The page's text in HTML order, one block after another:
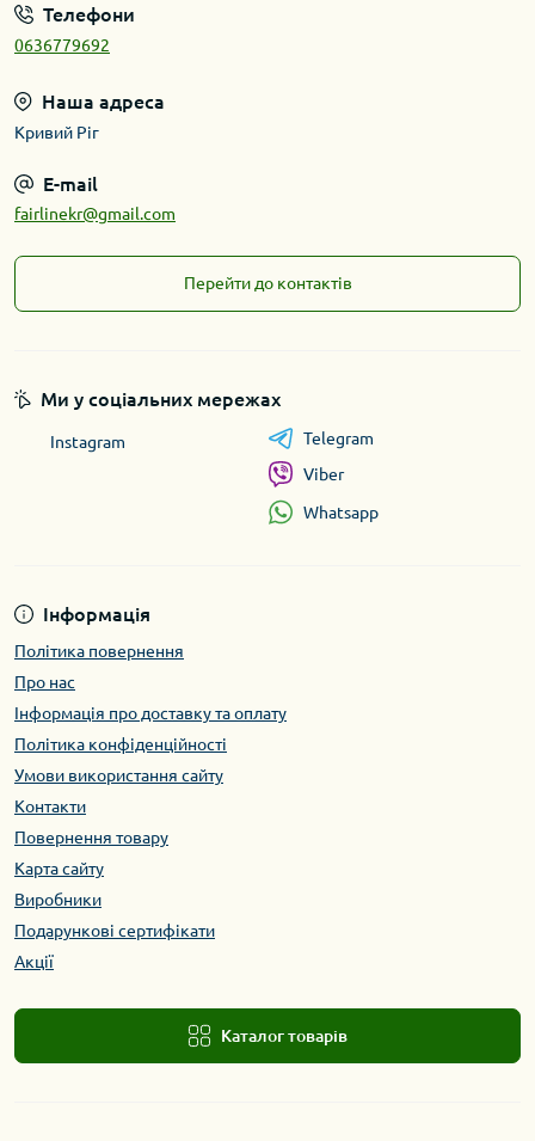
Телефони
0636779692
Наша адреса
Кривий Ріг
E-mail
fairlinekr@gmail.com
Перейти до контактів
Інформація
Політика повернення
Про нас
Інформація про доставку та оплату
Політика конфіденційності
Умови використання сайту
Контакти
Повернення товару
Карта сайту
Виробники
Подарункові сертифікати
Акції
Каталог товарів
Ми у соціальних мережах
Instagram
Telegram
Viber
Whatsapp